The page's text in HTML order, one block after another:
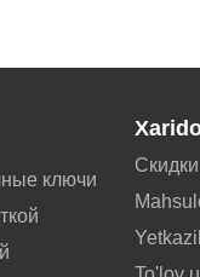
ключи
Скидки